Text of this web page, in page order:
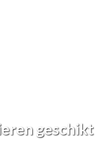
geschikt